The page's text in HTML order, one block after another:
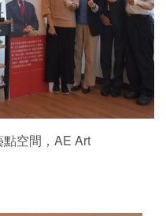
空間，AE Art